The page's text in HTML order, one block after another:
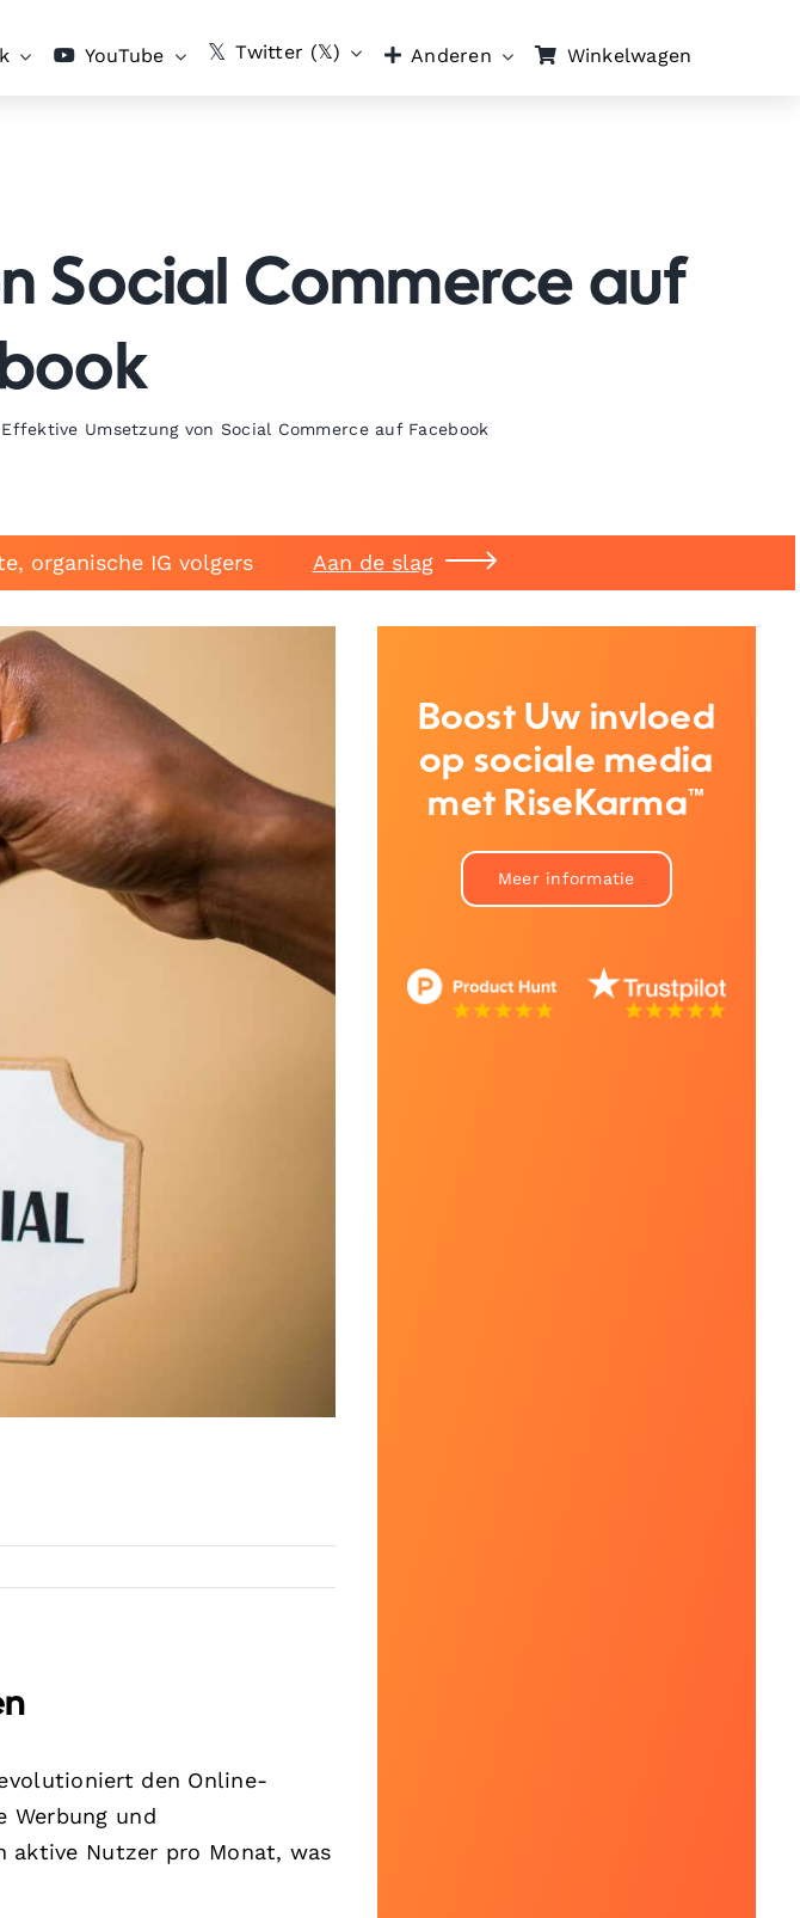
YouTube Twitter (𝕏) Anderen Winkelwagen
Social Commerce auf
Effektive Umsetzung von Social Commerce auf Facebook
organische IG volgers Aan de slag
den Online-
Werbung und
aktive Nutzer pro Monat, was
Boost Uw invloed
op sociale media
met RiseKarma™
Meer informatie